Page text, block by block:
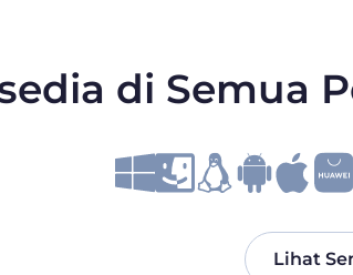
di Semua
Lihat